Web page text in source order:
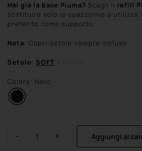
Hai già la base Piuma? Scegli il refill
sostituire solo lo spazzolino o utilizza
preferito come supporto.
Nota: Copri-setole sempre incluso
Setole: SOFT
Colore: Nero
Spazzolino
Aggiungi al